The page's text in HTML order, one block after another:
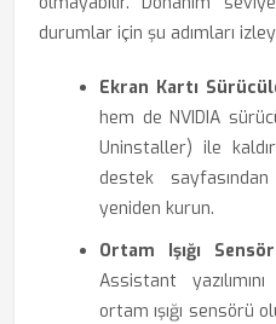
durumlar için şu adımları
Ekran Kartı
hem de NVIDIA
Uninstaller) ile
destek
yeniden kurun.
Ortam Işığı
Assistant
ortam ışığı sensörü